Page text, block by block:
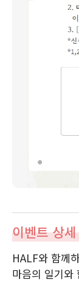
이벤트 상
HALF와 함께
마음의 일기와